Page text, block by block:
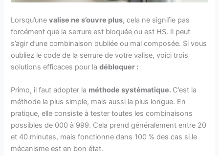
Lorsqu’unevalise ne s’ouvre plus, cela ne signifie pas
forcément que la serrure est bloquée ou est HS. Il peut
s’agir d’une combinaison oubliée ou mal composée. Si vous
oubliez le code de la serrure de votre valise, voici trois
solutions efficaces pour ladébloquer :
Primo, il faut adopter la méthode systématique. C’est la
méthode la plus simple, mais aussi la plus longue. En
pratique, elle consiste à tester toutes les combinaisons
possibles de 000 à 999. Cela prend généralement entre 20
et 40 minutes, mais fonctionne dans 100 % des cas si le
mécanisme est en bon état.